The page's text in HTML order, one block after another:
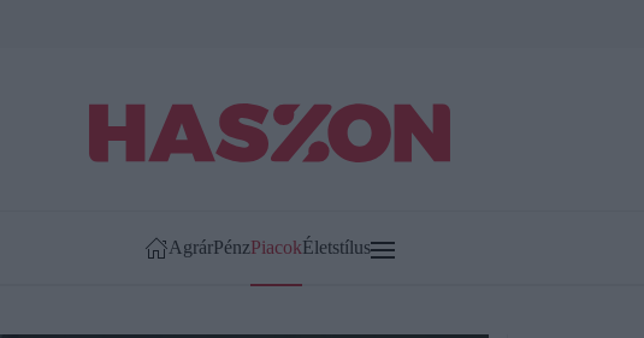
AgrárPénzPiacokÉletstílus